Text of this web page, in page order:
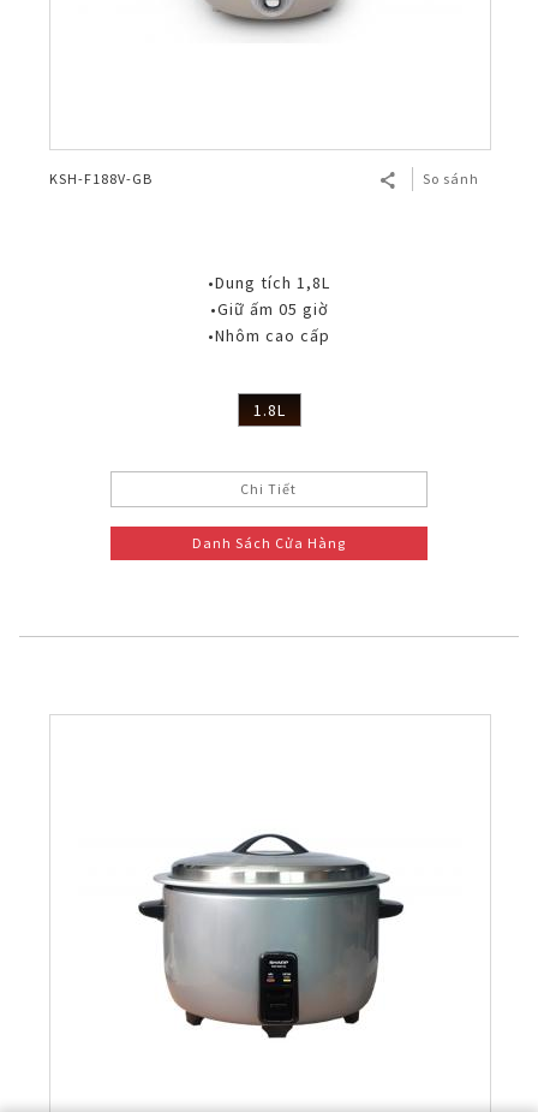
KSH-F188V-GB So sánh
•Dung tích 1,8L
•Giữ ấm 05 giờ
•Nhôm cao cấp
1.8L
Chi Tiết
Danh Sách Cửa Hàng